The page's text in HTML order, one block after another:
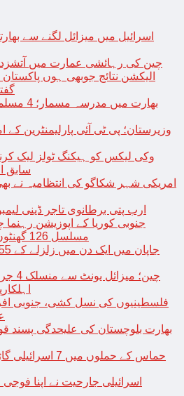
چین کی رہائشی عمارت میں آتشزدگی، 15
الیکشن نتائج جوبھی ہوں
وزیرستان؛ پی ٹی آئی پارلیمنٹرین کے
وکی لیکس کو ہیکنگ ٹولز لیک
سابق
امریکی شہر شکاگو کی انتظامیہ نے
ارب پتی برطانوی تاجر ڈینی
جنوبی کوریا کے اپوزیشن
مسلسل 126 گھنٹوں تک گانے والی خاتون
فلسطینیوں کی نسل کشی، جنوبی
بھارت بلوچستان کی علیحدگی پسند
اسرائیلی جارحیت نے اپنا